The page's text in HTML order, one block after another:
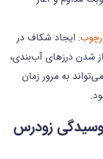
ایجاد شکاف در
شدن درزهای آب‌بندی،
به مرور زمان
زودرس